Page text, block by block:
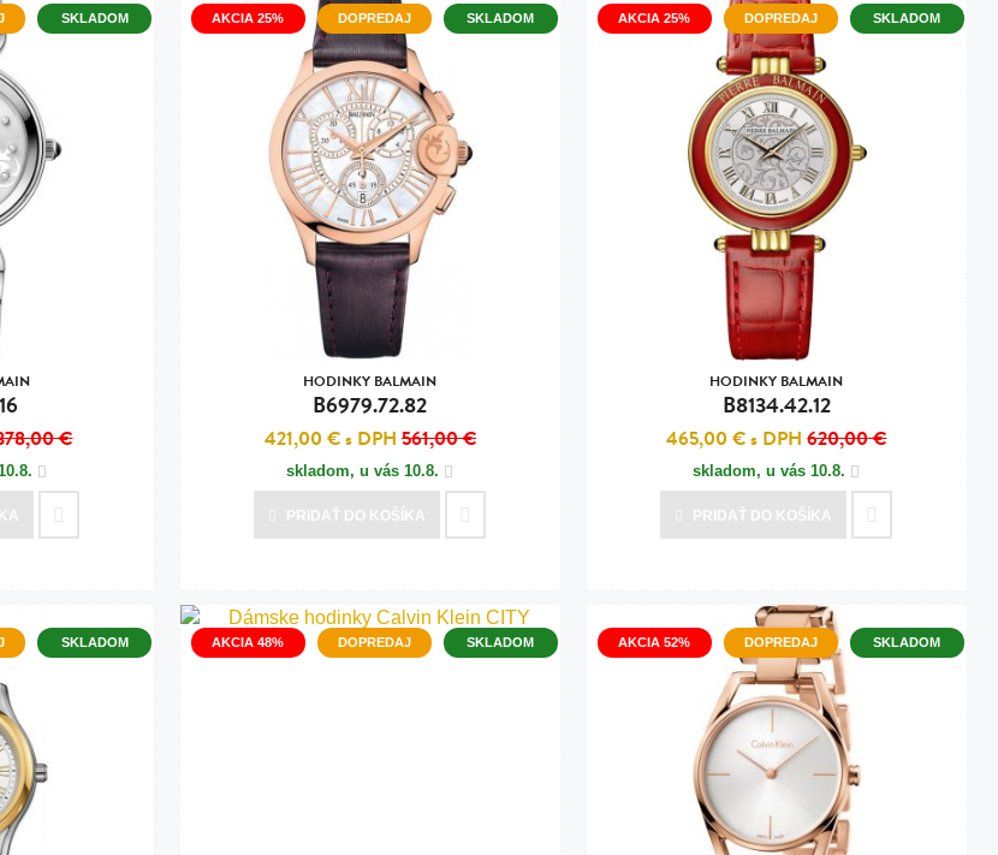
SKLADOM
€
10.8.
AKCIA 25% DOPREDAJ SKLADOM
HODINKY BALMAIN
B6979.72.82
421,00 €s DPH 561,00 €
skladom, u vás 10.8.
PRIDAŤ DO KOŠÍKA
AKCIA 25% DOPREDAJ SKLADOM
HODINKY BALMAIN
B8134.42.12
465,00 €s DPH 620,00 €
skladom, u vás 10.8.
PRIDAŤ DO KOŠÍKA
SKLADOM AKCIA 48% DOPREDAJ SKLADOM AKCIA 52% DOPREDAJ SKLADOM